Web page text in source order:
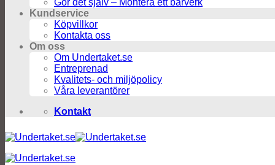
Gör det själv – Montera ett bärverk
Kundservice
Köpvillkor
Kontakta oss
Om oss
Om Undertaket.se
Entreprenad
Kvalitets- och miljöpolicy
Våra leverantörer
Kontakt